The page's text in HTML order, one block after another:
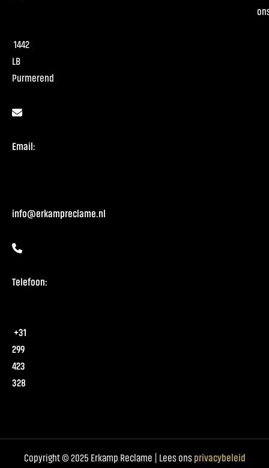
1442
LB
Purmerend
Email:
info@erkampreclame.nl
Telefoon:
+31
299
423
328
Copyright © 2025 Erkamp Reclame | Lees ons privacybeleid